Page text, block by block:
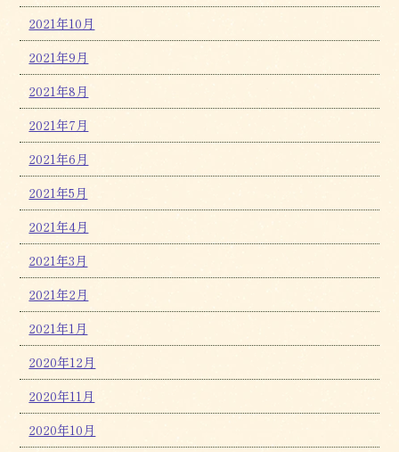
2021年10月
2021年9月
2021年8月
2021年7月
2021年6月
2021年5月
2021年4月
2021年3月
2021年2月
2021年1月
2020年12月
2020年11月
2020年10月